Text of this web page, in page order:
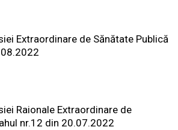
Extraordinare de Sănătate Publică
Raionale Extraordinare de
nr.12 din 20.07.2022